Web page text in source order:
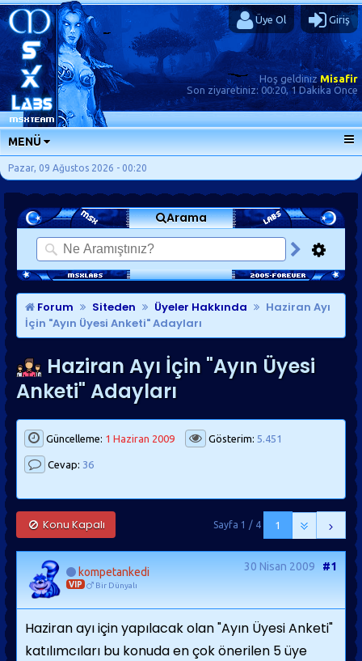
Üye Ol Giriş
Hoş geldinizMisafir
Son ziyaretiniz: 00:20, 1 Dakika Önce
MENÜ
ANA SAYFA
FORUMLAR
SORU-CEVAP
GÜNLÜKLER
SON MESAJLAR
KISAYOLLAR
Pazar, 09 Ağustos 2026 - 00:20
Arama
Forum Siteden Üyeler Hakkında
Haziran Ayı
İçin "Ayın Üyesi Anketi" Adayları
Haziran Ayı İçin "Ayın Üyesi
Anketi" Adayları
Güncelleme: 1 Haziran 2009 Gösterim: 5.451
Cevap: 36
Konu Kapalı 1
Sayfa 1 / 4
kompetankedi
VIP Bir Dünyalı
30 Nisan 2009 #1
Haziran ayı için yapılacak olan "Ayın Üyesi Anketi"
katılımcıları bu konuda en çok önerilen 5 üye